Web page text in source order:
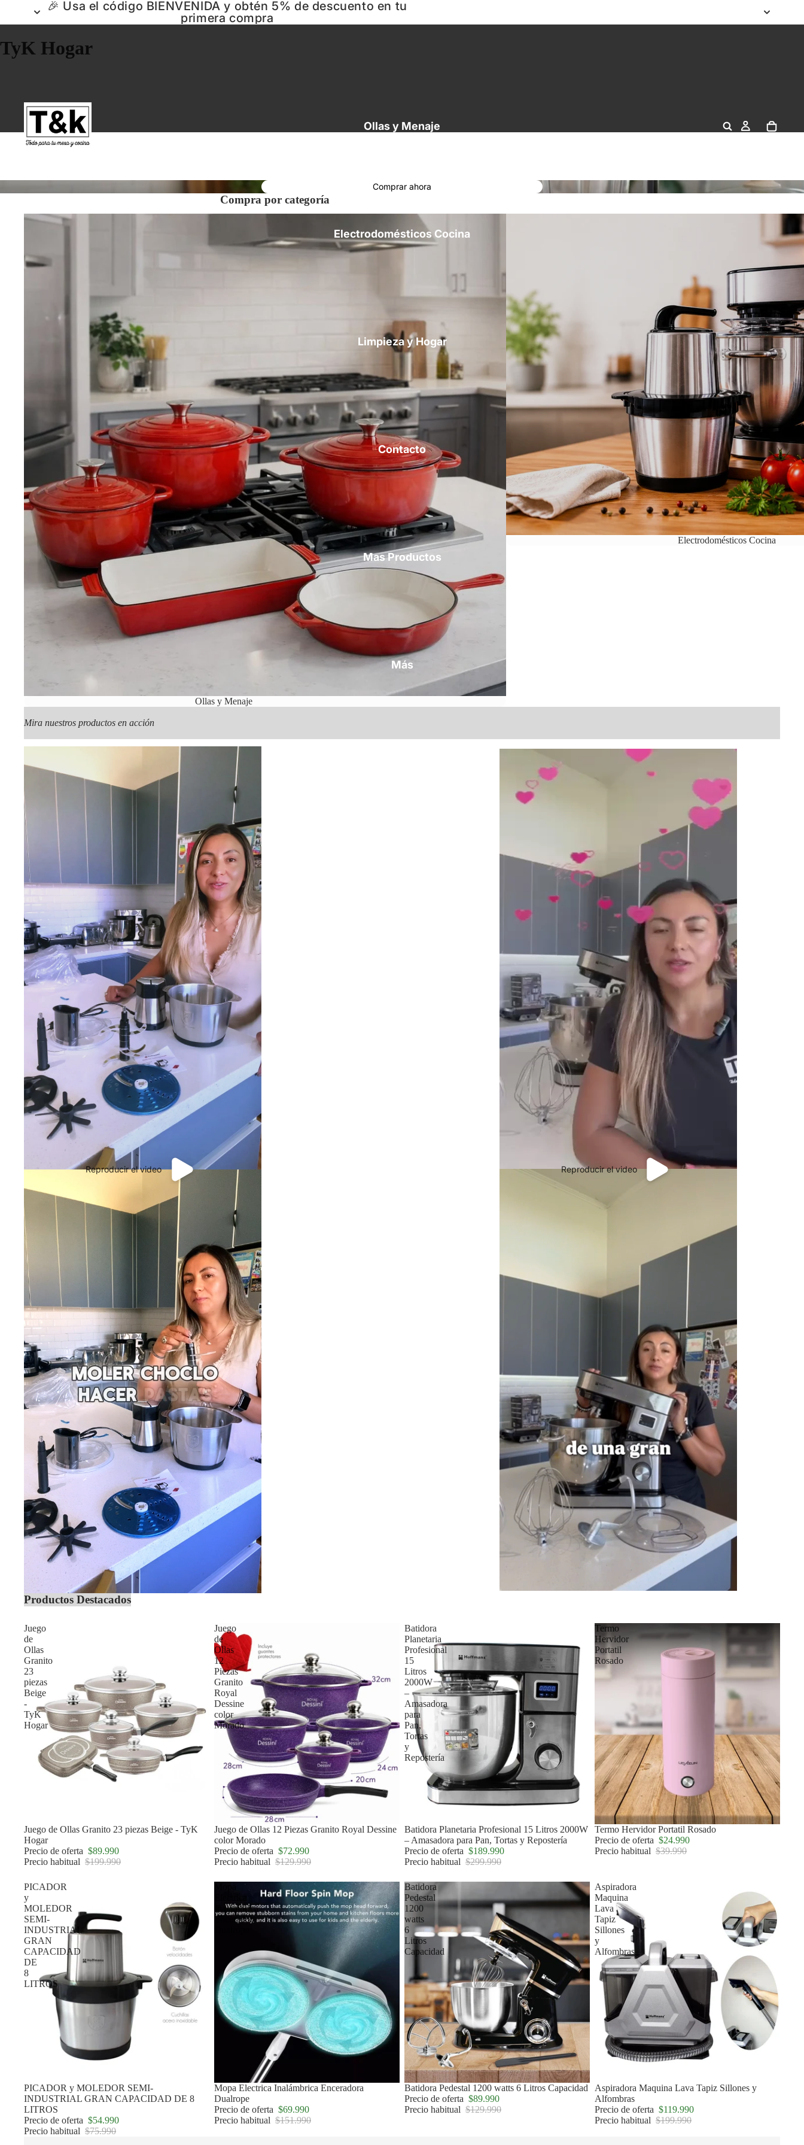
🎉 Usa el código BIENVENIDA y obtén 5% de descuento en tu
primera compra
TyK Hogar
Ollas y Menaje
Electrodomésticos Cocina
Limpieza y Hogar
Contacto
Mas Productos
Más
Comprar ahora
Compra por categoría
Ollas y Menaje
Ollas y Menaje
Electrodomésticos Cocina
Mira nuestros productos en acción
Reproducir el video Reproducir el video
Productos Destacados
Juego
de
Ollas
Granito
23
piezas
Beige
-
TyK
Hogar
Oferta
Juego de Ollas Granito 23 piezas Beige - TyK
Hogar
Precio de oferta $89.990
Precio habitual $199.990
Juego
de
Ollas
12
Piezas
Granito
Royal
Dessine
color
Morado
Oferta
Juego de Ollas 12 Piezas Granito Royal Dessine
color Morado
Precio de oferta $72.990
Precio habitual $129.990
Batidora
Planetaria
Profesional
15
Litros
2000W
–
Amasadora
para
Pan,
Tortas
y
Repostería
Agotado
Batidora Planetaria Profesional 15 Litros 2000W
– Amasadora para Pan, Tortas y Repostería
Precio de oferta $189.990
Precio habitual $299.990
Termo
Hervidor
Portatil
Rosado
Oferta
Termo Hervidor Portatil Rosado
Precio de oferta $24.990
Precio habitual $39.990
PICADOR
y
MOLEDOR
SEMI-
INDUSTRIAL
GRAN
CAPACIDAD
DE
8
LITROS
Oferta
PICADOR y MOLEDOR SEMI-
INDUSTRIAL GRAN CAPACIDAD DE 8
LITROS
Precio de oferta $54.990
Precio habitual $75.990
Inalámbrica
Enceradora
Oferta
Mopa Electrica Inalámbrica Enceradora
Dualrope
Precio de oferta $69.990
Precio habitual $151.990
Batidora
Pedestal
1200
watts
6
Litros
Capacidad
Oferta
Batidora Pedestal 1200 watts 6 Litros Capacidad
Precio de oferta $89.990
Precio habitual $129.990
Aspiradora
Maquina
Lava
Tapiz
Sillones
y
Alfombras
Oferta
Aspiradora Maquina Lava Tapiz Sillones y
Alfombras
Precio de oferta $119.990
Precio habitual $199.990